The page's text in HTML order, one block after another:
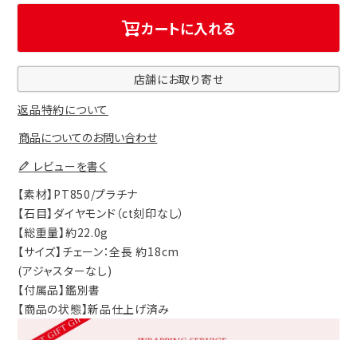
カートに入れる
店舗にお取り寄せ
返品特約について
商品についてのお問い合わせ
レビューを書く
【素材】PT850/プラチナ
【石目】ダイヤモンド（ct刻印なし）
【総重量】約22.0g
【サイズ】チェーン：全長 約18cm
(アジャスターなし)
【付属品】鑑別書
【商品の状態】新品仕上げ済み